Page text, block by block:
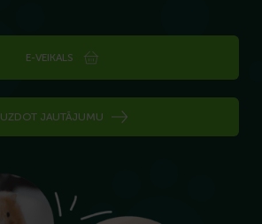
E-VEIKALS
UZDOT JAUTĀJUMU